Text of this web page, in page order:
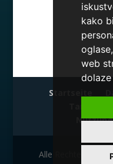
kako
web
Der Betrieber
TECHNIKEN:
TECHNIKEN:
Startseite
Alle Rechte